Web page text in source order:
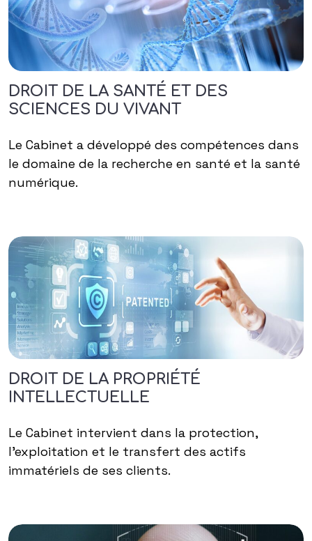
DROIT DE LA SANTÉ ET DES
SCIENCES DU VIVANT
Le Cabinet a développé des compétences dans
le domaine de la recherche en santé et la santé
numérique.
DROIT DE LA PROPRIÉTÉ
INTELLECTUELLE
Le Cabinet intervient dans la protection,
l’exploitation et le transfert des actifs
immatériels de ses clients.